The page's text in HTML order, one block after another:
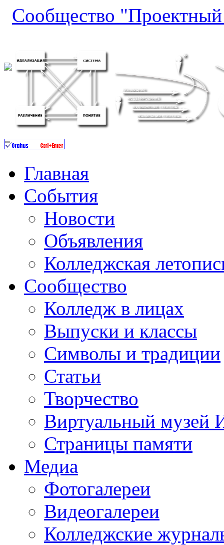
Сообщество
Главная
События
Новости
Объявления
Колледжская
Сообщество
Колледж в лицах
Выпуски и классы
Символы и традиции
Статьи
Творчество
Виртуальный музей
Страницы памяти
Медиа
Фотогалереи
Видеогалереи
Колледжские